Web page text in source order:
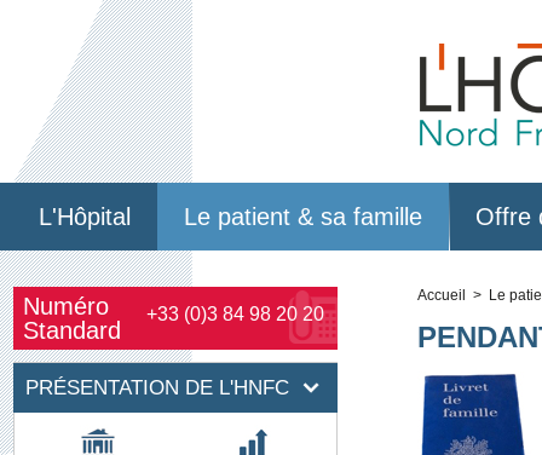
L'Hôpital Le patient & sa famille Offre
Numéro
Standard
+33 (0)3 84 98 20 20
PRÉSENTATION DE L'HNFC
Accueil > Le